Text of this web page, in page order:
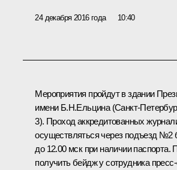
24 декабря 2016 года 10:40
Мероприятия пройдут в здании
имени Б.Н.Ельцина (Санкт-
3). Проход аккредитованных
осуществляться через подъезд №2
до 12.00 мск при наличии паспорта.
получить бейдж у сотрудника